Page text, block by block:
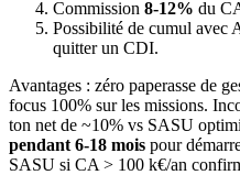
Commission 8-12% du
Possibilité de cumul avec
quitter un CDI.
Avantages : zéro paperasse de
focus 100% sur les missions.
ton net de ~10% vs SASU
pendant 6-18 mois pour
SASU si CA > 100 k€/an